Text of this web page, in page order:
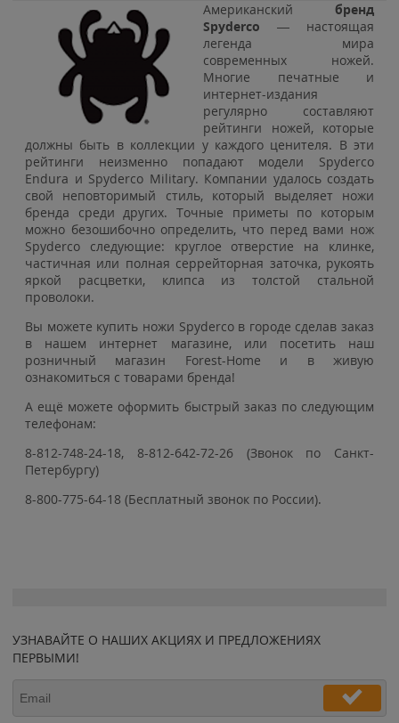
Американский бренд
Spyderco — настоящая
легенда мира
современных ножей.
Многие печатные и
интернет-издания
регулярно составляют
рейтинги ножей, которые
должны быть в коллекции у каждого ценителя. В эти
рейтинги неизменно попадают модели Spyderco
Endura и Spyderco Military. Компании удалось создать
свой неповторимый стиль, который выделяет ножи
бренда среди других. Точные приметы по которым
можно безошибочно определить, что перед вами нож
Spyderco следующие: круглое отверстие на клинке,
частичная или полная серрейторная заточка, рукоять
яркой расцветки, клипса из толстой стальной
проволоки.
Вы можете купить ножи Spyderco в городе сделав заказ
в нашем интернет магазине, или посетить наш
розничный магазин Forest-Home и в живую
ознакомиться с товарами бренда!
А ещё можете оформить быстрый заказ по следующим
телефонам:
8-812-748-24-18, 8-812-642-72-26 (Звонок по Санкт-
Петербургу)
8-800-775-64-18 (Бесплатный звонок по России).
УЗНАВАЙТЕ О НАШИХ АКЦИЯХ И ПРЕДЛОЖЕНИЯХ
ПЕРВЫМИ!